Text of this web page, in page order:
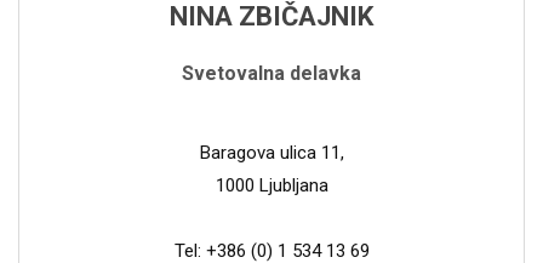
NINA ZBIČAJNIK
Svetovalna delavka
Baragova ulica 11,
1000 Ljubljana
Tel: +386 (0) 1 534 13 69